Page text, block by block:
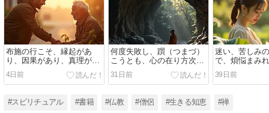
布施の行こそ、縁起があ
り、因果があり、真理があ
り、自分自身の心を豊かに
してくれる、一番大切なも
の。
4日前
何度失敗し、躓（つまづ）
こうとも、心の在り方次第
で、人は、何度でも、立ち
上がり、挑戦できる。
31日前
迷い、苦しみ
で、煩悩まみ
程に、大きな
花が、大輪を
39日前
#スピリチュアル #書籍 #仏教 #僧侶 #生きる知恵 #禅